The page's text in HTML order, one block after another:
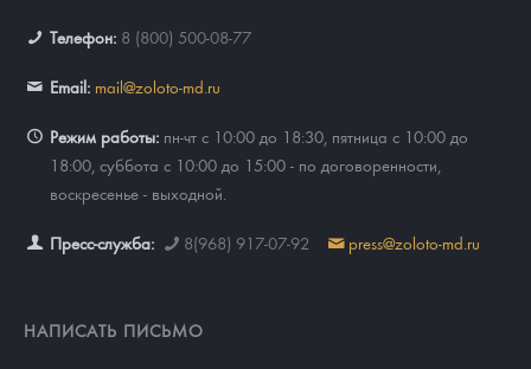
Телефон: 8 (800) 500-08-77
Email: mail@zoloto-md.ru
Режим работы: пн-чт с 10:00 до 18:30, пятница с 10:00 до
18:00, суббота с 10:00 до 15:00 - по договоренности,
воскресенье - выходной.
Пресс-служба: 8(968) 917-07-92 press@zoloto-md.ru
НАПИСАТЬ ПИСЬМО